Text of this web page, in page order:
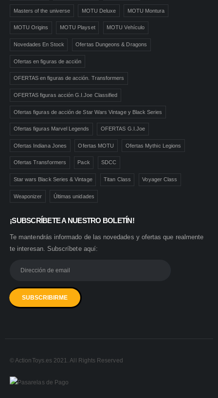
Masters of the universe MOTU Deluxe MOTU Montura
MOTU Origins MOTU Playset MOTU Vehículo
Novedades En Stock Ofertas Dungeons & Dragons
Ofertas en figuras de acción
OFERTAS en figuras de acción. Transformers
OFERTAS figuras acción G.I.Joe Classified
Ofertas figuras de acción de Star Wars Vintage y Black Series
Ofertas figuras Marvel Legends OFERTAS G.I.Joe
Ofertas Indiana Jones Ofertas MOTU Ofertas Mythic Legions
Ofertas Transformers Pack SDCC
Star wars Black Series & Vintage Titan Class Voyager Class
Weaponizer Últimas unidades
¡SUBSCRÍBETE A NUESTRO BOLETÍN!
Te mantendrás informado de las novedades y ofertas que realmente
te interesan. Subscríbete aquí:
© ActionToys.es 2021. All Rights Reserved